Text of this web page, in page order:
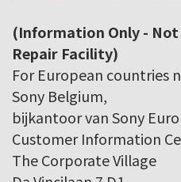
(Information Only - Not
Repair Facility)
For European countries
Sony Belgium,
bijkantoor van Sony
Customer Information
The Corporate Village